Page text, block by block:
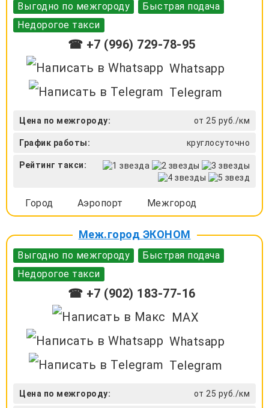
Выгодно по межгороду
Быстрая подача
Недорогое такси
☎ +7 (996) 729-78-95
Whatsapp
Telegram
Цена по межгороду: от 25 руб./км
График работы: круглосуточно
Рейтинг такси:
Город Аэропорт Межгород
Меж.город ЭКОНОМ
Выгодно по межгороду
Быстрая подача
Недорогое такси
☎ +7 (902) 183-77-16
MAX
Whatsapp
Telegram
Цена по межгороду: от 25 руб./км